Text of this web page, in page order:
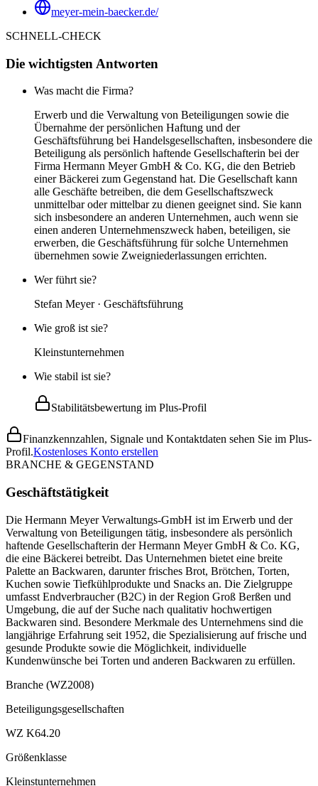
meyer-mein-baecker.de/
SCHNELL-CHECK
Die wichtigsten Antworten
Was macht die Firma?
Erwerb und die Verwaltung von Beteiligungen sowie die
Übernahme der persönlichen Haftung und der
Geschäftsführung bei Handelsgesellschaften, insbesondere die
Beteiligung als persönlich haftende Gesellschafterin bei der
Firma Hermann Meyer GmbH & Co. KG, die den Betrieb
einer Bäckerei zum Gegenstand hat. Die Gesellschaft kann
alle Geschäfte betreiben, die dem Gesellschaftszweck
unmittelbar oder mittelbar zu dienen geeignet sind. Sie kann
sich insbesondere an anderen Unternehmen, auch wenn sie
einen anderen Unternehmenszweck haben, beteiligen, sie
erwerben, die Geschäftsführung für solche Unternehmen
übernehmen sowie Zweigniederlassungen errichten.
Wer führt sie?
Stefan Meyer · Geschäftsführung
Wie groß ist sie?
Kleinstunternehmen
Wie stabil ist sie?
Stabilitätsbewertung im Plus-Profil
Finanzkennzahlen, Signale und Kontaktdaten sehen Sie im Plus-
Profil.Kostenloses Konto erstellen
BRANCHE & GEGENSTAND
Geschäftstätigkeit
Die Hermann Meyer Verwaltungs-GmbH ist im Erwerb und der
Verwaltung von Beteiligungen tätig, insbesondere als persönlich
haftende Gesellschafterin der Hermann Meyer GmbH & Co. KG,
die eine Bäckerei betreibt. Das Unternehmen bietet eine breite
Palette an Backwaren, darunter frisches Brot, Brötchen, Torten,
Kuchen sowie Tiefkühlprodukte und Snacks an. Die Zielgruppe
umfasst Endverbraucher (B2C) in der Region Groß Berßen und
Umgebung, die auf der Suche nach qualitativ hochwertigen
Backwaren sind. Besondere Merkmale des Unternehmens sind die
langjährige Erfahrung seit 1952, die Spezialisierung auf frische und
gesunde Produkte sowie die Möglichkeit, individuelle
Kundenwünsche bei Torten und anderen Backwaren zu erfüllen.
Branche (WZ2008)
Beteiligungsgesellschaften
WZ K64.20
Größenklasse
Kleinstunternehmen